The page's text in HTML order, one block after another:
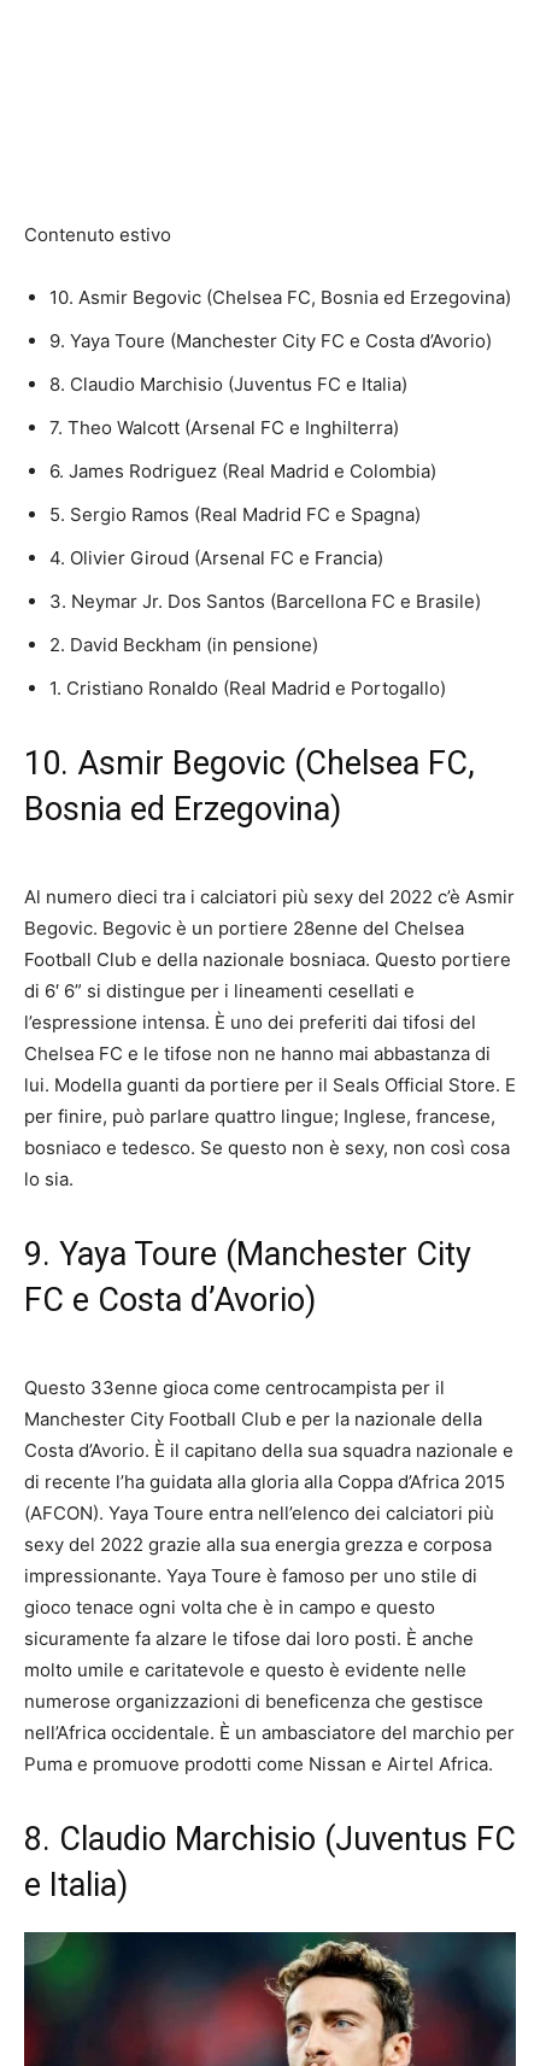
Contenuto estivo
10. Asmir Begovic (Chelsea FC, Bosnia ed Erzegovina)
9. Yaya Toure (Manchester City FC e Costa d’Avorio)
8. Claudio Marchisio (Juventus FC e Italia)
7. Theo Walcott (Arsenal FC e Inghilterra)
6. James Rodriguez (Real Madrid e Colombia)
5. Sergio Ramos (Real Madrid FC e Spagna)
4. Olivier Giroud (Arsenal FC e Francia)
3. Neymar Jr. Dos Santos (Barcellona FC e Brasile)
2. David Beckham (in pensione)
1. Cristiano Ronaldo (Real Madrid e Portogallo)
10. Asmir Begovic (Chelsea FC,
Bosnia ed Erzegovina)
Al numero dieci tra i calciatori più sexy del 2022 c’è Asmir
Begovic. Begovic è un portiere 28enne del Chelsea
Football Club e della nazionale bosniaca. Questo portiere
di 6′ 6” si distingue per i lineamenti cesellati e
l’espressione intensa. È uno dei preferiti dai tifosi del
Chelsea FC e le tifose non ne hanno mai abbastanza di
lui. Modella guanti da portiere per il Seals Official Store. E
per finire, può parlare quattro lingue; Inglese, francese,
bosniaco e tedesco. Se questo non è sexy, non così cosa
lo sia.
9. Yaya Toure (Manchester City
FC e Costa d’Avorio)
Questo 33enne gioca come centrocampista per il
Manchester City Football Club e per la nazionale della
Costa d’Avorio. È il capitano della sua squadra nazionale e
di recente l’ha guidata alla gloria alla Coppa d’Africa 2015
(AFCON). Yaya Toure entra nell’elenco dei calciatori più
sexy del 2022 grazie alla sua energia grezza e corposa
impressionante. Yaya Toure è famoso per uno stile di
gioco tenace ogni volta che è in campo e questo
sicuramente fa alzare le tifose dai loro posti. È anche
molto umile e caritatevole e questo è evidente nelle
numerose organizzazioni di beneficenza che gestisce
nell’Africa occidentale. È un ambasciatore del marchio per
Puma e promuove prodotti come Nissan e Airtel Africa.
8. Claudio Marchisio (Juventus FC
e Italia)